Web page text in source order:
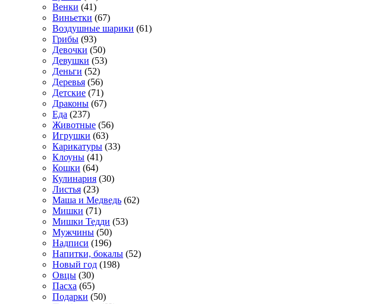
Венки (41)
Виньетки (67)
Воздушные шарики (61)
Грибы (93)
Девочки (50)
Девушки (53)
Деньги (52)
Деревья (56)
Детские (71)
Драконы (67)
Еда (237)
Животные (56)
Игрушки (63)
Карикатуры (33)
Клоуны (41)
Кошки (64)
Кулинария (30)
Листья (23)
Маша и Медведь (62)
Мишки (71)
Мишки Тедди (53)
Мужчины (50)
Надписи (196)
Напитки, бокалы (52)
Новый год (198)
Овцы (30)
Пасха (65)
Подарки (50)